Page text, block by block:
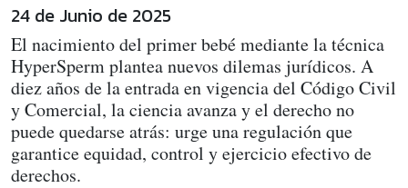
24 de Junio de 2025
El nacimiento del primer bebé mediante la técnica
HyperSperm plantea nuevos dilemas jurídicos. A
diez años de la entrada en vigencia del Código Civil
y Comercial, la ciencia avanza y el derecho no
puede quedarse atrás: urge una regulación que
garantice equidad, control y ejercicio efectivo de
derechos.